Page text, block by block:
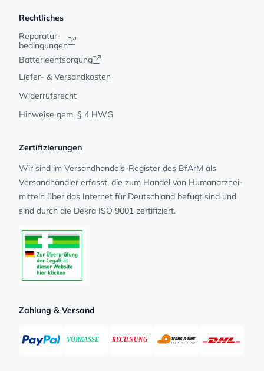
Rechtliches
Reparatur-
bedingungen
Batterieentsorgung
Liefer- & Versandkosten
Widerrufsrecht
Hinweise gem. § 4 HWG
Zertifizierungen
Wir sind im Versandhandels-Register des BfArM als
Versandhändler erfasst, die zum Handel von Human­arz­nei­
mit­teln über das Internet für Deutschland befugt sind und
sind durch die Dekra ISO 9001 zertifiziert.
Zahlung & Versand